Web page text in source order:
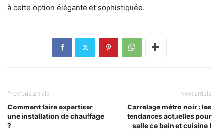
à cette option élégante et sophistiquée.
Previous article
Comment faire expertiser
une installation de chauffage
?
Next article
Carrelage métro noir : les
tendances actuelles pour
salle de bain et cuisine !